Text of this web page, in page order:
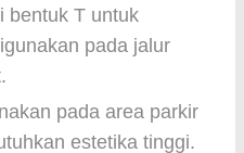
bentuk T untuk
pada jalur
pada area parkir
estetika tinggi.